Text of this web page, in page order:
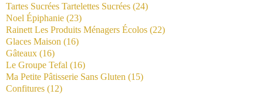
Tartes Sucrées Tartelettes Sucrées (24)
Noel Épiphanie (23)
Rainett Les Produits Ménagers Écolos (22)
Glaces Maison (16)
Gâteaux (16)
Le Groupe Tefal (16)
Ma Petite Pâtisserie Sans Gluten (15)
Confitures (12)